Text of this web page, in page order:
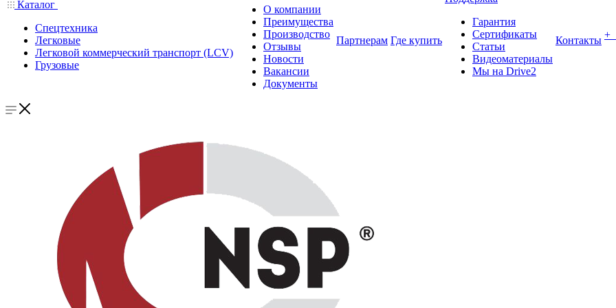
Каталог
Спецтехника
Легковые
Легковой коммерческий транспорт (LCV)
Грузовые
О компании
Преимущества
Производство
Отзывы
Новости
Вакансии
Документы
Партнерам Где купить
Гарантия
Сертификаты
Статьи
Видеоматериалы
Мы на Drive2
Контакты +